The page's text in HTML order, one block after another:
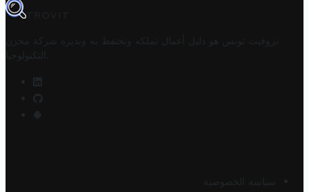
TROVIT
تروفيت تونس هو دليل أعمال تملكه وتحتفظ به وتديره
شركة مخزن
التكنولوجيا
سياسة الخصوصية